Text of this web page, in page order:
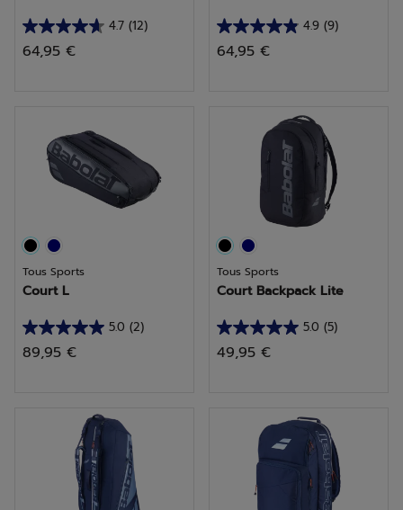
4.7 (12)
4.7
sur
avis
64,95 €
4.9 (9)
4.9
sur
64,95 €
Tous Sports
Court L
5.0 (2)
5.0
sur
89,95 €
Tous Sports
Court Backpack Lite
5.0 (5)
5.0
sur
49,95 €